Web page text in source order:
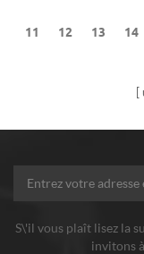
11 12 13 14
S\'il vous plaît lisez la
invitons